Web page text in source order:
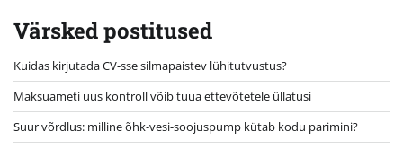
Värsked postitused
Kuidas kirjutada CV-sse silmapaistev lühitutvustus?
Maksuameti uus kontroll võib tuua ettevõtetele üllatusi
Suur võrdlus: milline õhk-vesi-soojuspump kütab kodu parimini?